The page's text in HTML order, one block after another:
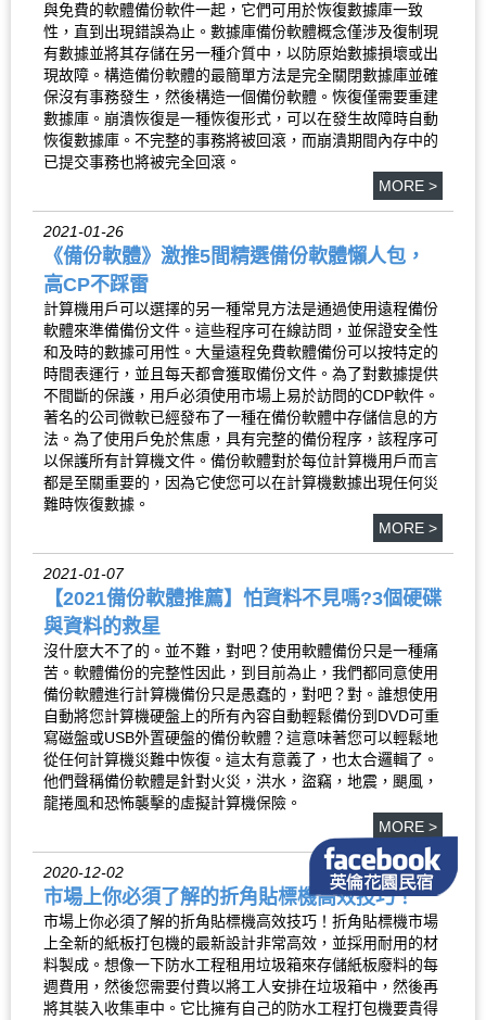
與免費的軟體備份軟件一起，它們可用於恢復數據庫一致
性，直到出現錯誤為止。數據庫備份軟體概念僅涉及復制現
有數據並將其存儲在另一種介質中，以防原始數據損壞或出
現故障。構造備份軟體的最簡單方法是完全關閉數據庫並確
保沒有事務發生，然後構造一個備份軟體。恢復僅需要重建
數據庫。崩潰恢復是一種恢復形式，可以在發生故障時自動
恢復數據庫。不完整的事務將被回滾，而崩潰期間內存中的
已提交事務也將被完全回滾。
MORE >
2021-01-26
《備份軟體》激推5間精選備份軟體懶人包，
高CP不踩雷
計算機用戶可以選擇的另一種常見方法是通過使用遠程備份
軟體來準備備份文件。這些程序可在線訪問，並保證安全性
和及時的數據可用性。大量遠程免費軟體備份可以按特定的
時間表運行，並且每天都會獲取備份文件。為了對數據提供
不間斷的保護，用戶必須使用市場上易於訪問的CDP軟件。
著名的公司微軟已經發布了一種在備份軟體中存儲信息的方
法。為了使用戶免於焦慮，具有完整的備份程序，該程序可
以保護所有計算機文件。備份軟體對於每位計算機用戶而言
都是至關重要的，因為它使您可以在計算機數據出現任何災
難時恢復數據。
MORE >
2021-01-07
【2021備份軟體推薦】怕資料不見嗎?3個硬碟
與資料的救星
沒什麼大不了的。並不難，對吧？使用軟體備份只是一種痛
苦。軟體備份的完整性因此，到目前為止，我們都同意使用
備份軟體進行計算機備份只是愚蠢的，對吧？對。誰想使用
自動將您計算機硬盤上的所有內容自動輕鬆備份到DVD可重
寫磁盤或USB外置硬盤的備份軟體？這意味著您可以輕鬆地
從任何計算機災難中恢復。這太有意義了，也太合邏輯了。
他們聲稱備份軟體是針對火災，洪水，盜竊，地震，颶風，
龍捲風和恐怖襲擊的虛擬計算機保險。
MORE >
2020-12-02
市場上你必須了解的折角貼標機高效技巧！
市場上你必須了解的折角貼標機高效技巧！折角貼標機市場
上全新的紙板打包機的最新設計非常高效，並採用耐用的材
料製成。想像一下防水工程租用垃圾箱來存儲紙板廢料的每
週費用，然後您需要付費以將工人安排在垃圾箱中，然後再
將其裝入收集車中。它比擁有自己的防水工程打包機要貴得